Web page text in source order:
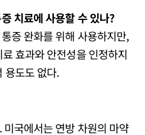
치료에 사용할 수 있나?
증 완화를 위해 사용하지만,
효과와 안전성을 인정하지
용도도 없다.
국에서는 연방 차원의 마약